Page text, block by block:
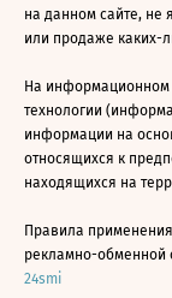
на данном сайте, не
или продаже каких-
На информационном
технологии
информации на
относящихся к
находящихся на
Правила
рекламно-обменной
24smi